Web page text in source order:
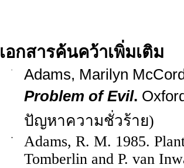
เอกสารค้นคว้าเพิ่มเติม
·
Adams, Marilyn
Problem of Evil.
ปัญหาความชั่วร้าย)
·
Adams, R. M. 1985.
Tomberlin and P. van